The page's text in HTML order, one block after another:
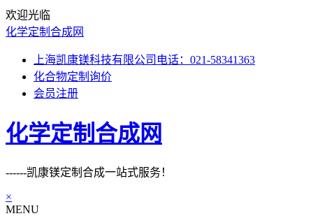
欢迎光临
化学定制合成网
上海凯康镁科技有限公司电话：021-58341363
化合物定制询价
会员注册
化学定制合成网
------凯康镁定制合成一站式服务！
×
MENU